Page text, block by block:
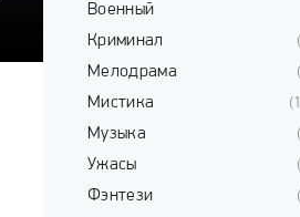
Военный
Криминал
Мелодрама
Мистика
Музыка
Ужасы
Фэнтези